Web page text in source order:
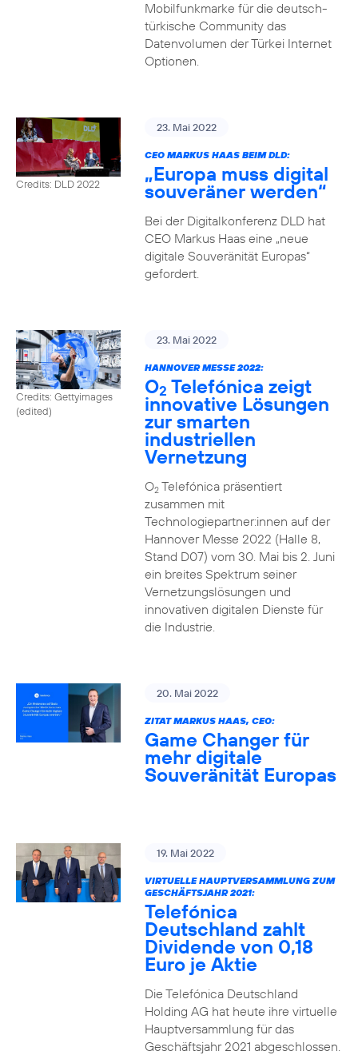
Mobilfunkmarke für die deutsch-
türkische Community das
Datenvolumen der Türkei Internet
Optionen.
Credits: DLD 2022
23. Mai 2022
CEO MARKUS HAAS BEIM DLD:
„Europa muss digital
souveräner werden“
Bei der Digitalkonferenz DLD hat
CEO Markus Haas eine „neue
digitale Souveränität Europas“
gefordert.
Credits: Gettyimages
(edited)
23. Mai 2022
HANNOVER MESSE 2022:
O2 Telefónica zeigt
innovative Lösungen
zur smarten
industriellen
Vernetzung
O2Telefónica präsentiert
zusammen mit
Technologiepartner:innen auf der
Hannover Messe 2022 (Halle 8,
Stand D07) vom 30. Mai bis 2. Juni
ein breites Spektrum seiner
Vernetzungslösungen und
innovativen digitalen Dienste für
die Industrie.
20. Mai 2022
ZITAT MARKUS HAAS, CEO:
Game Changer für
mehr digitale
Souveränität Europas
19. Mai 2022
VIRTUELLE HAUPTVERSAMMLUNG ZUM
GESCHÄFTSJAHR 2021:
Telefónica
Deutschland zahlt
Dividende von 0,18
Euro je Aktie
Die Telefónica Deutschland
Holding AG hat heute ihre virtuelle
Hauptversammlung für das
Geschäftsjahr 2021 abgeschlossen.